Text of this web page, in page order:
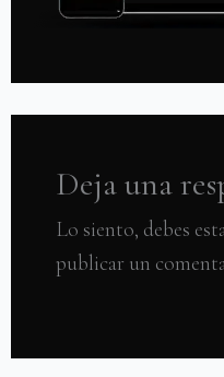
Deja una
Lo siento, debes
publicar un